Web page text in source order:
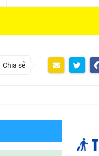
Chia sẻ